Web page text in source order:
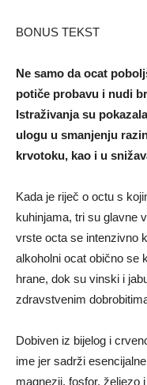
BONUS TEKST
Ne samo da ocat
potiče probavu i nudi
Istraživanja su
ulogu u smanjenju
krvotoku, kao i u
Kada je riječ o octu s
kuhinjama, tri su glavne
vrste octa se intenzivno
alkoholni ocat obično se
hrane, dok su vinski i
zdravstvenim
Dobiven iz bijelog i
ime jer sadrži
magnezij, fosfor, željezo